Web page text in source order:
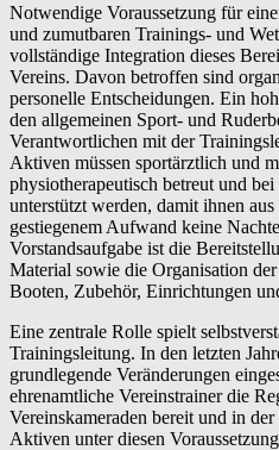
Notwendige Voraussetzung für
und zumutbaren Trainings- und
vollständige Integration dieses
Vereins. Davon betroffen sind
personelle Entscheidungen. Ein
den allgemeinen Sport- und
Verantwortlichen mit der
Aktiven müssen sportärztlich und
physiotherapeutisch betreut und
unterstützt werden, damit ihnen
gestiegenem Aufwand keine
Vorstandsaufgabe ist die
Material sowie die Organisation
Booten, Zubehör, Einrichtungen
Eine zentrale Rolle spielt
Trainingsleitung. In den letzten
grundlegende Veränderungen
ehrenamtliche Vereinstrainer die
Vereinskameraden bereit und in
Aktiven unter diesen